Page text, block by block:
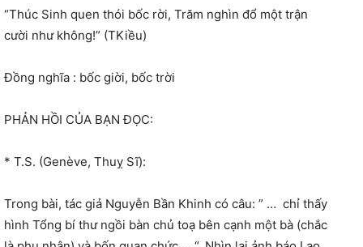
“Thúc Sinh quen thói bốc rời, Trăm nghìn đổ một trận
cười như không!” (TKiều)
Đồng nghĩa : bốc giời, bốc trời
PHẢN HỒI CỦA BẠN ĐỌC:
* T.S. (Genève, Thuỵ Sĩ):
Trong bài, tác giả Nguyễn Bần Khinh có câu: ” … chỉ thấy
hình Tổng bí thư ngồi bàn chủ toạ bên cạnh một bà (chắc